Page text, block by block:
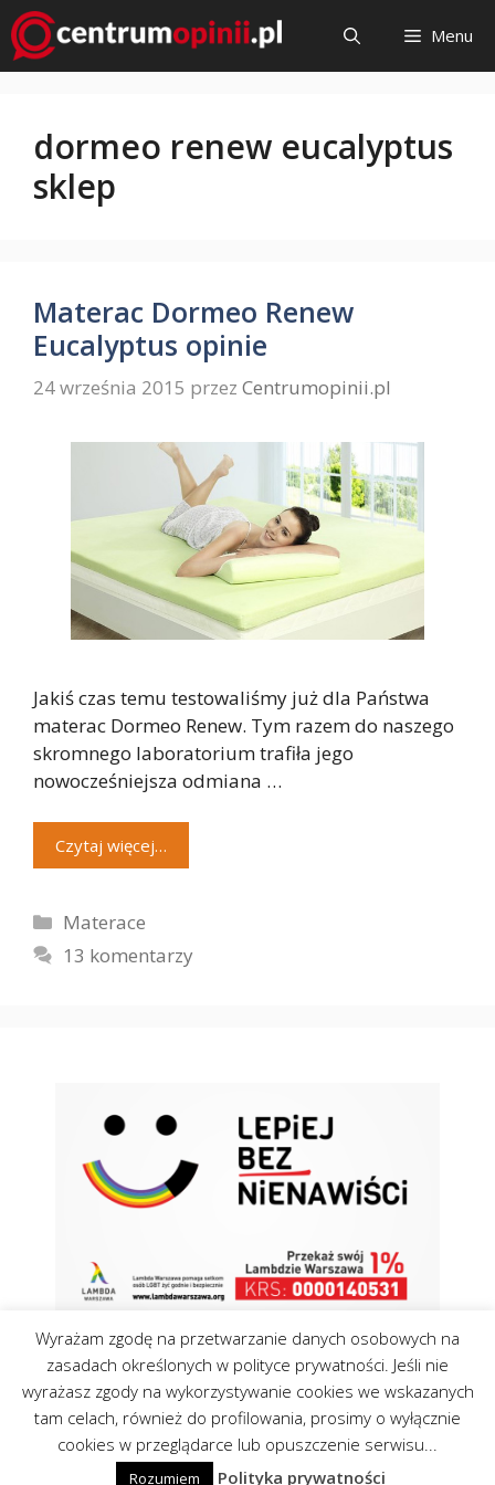
Przejdź
do
treści
Menu
dormeo renew eucalyptus
sklep
Materac Dormeo Renew
Eucalyptus opinie
24 września 2015 przez Centrumopinii.pl
Jakiś czas temu testowaliśmy już dla Państwa
materac Dormeo Renew. Tym razem do naszego
skromnego laboratorium trafiła jego
nowocześniejsza odmiana …
Czytaj więcej…
Kategorie
Materace
13 komentarzy
Kontakt
Polityka Cookies
©Centrumopinii.pl 2026
Wyrażam zgodę na przetwarzanie danych osobowych na
zasadach określonych w polityce prywatności. Jeśli nie
wyrażasz zgody na wykorzystywanie cookies we wskazanych
tam celach, również do profilowania, prosimy o wyłącznie
cookies w przeglądarce lub opuszczenie serwisu...
Rozumiem Polityka prywatności